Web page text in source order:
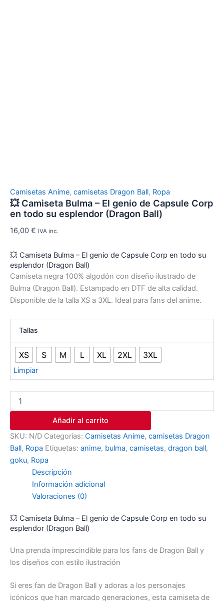
Camisetas Anime, camisetas Dragon Ball, Ropa
💥 Camiseta Bulma – El genio de Capsule Corp
en todo su esplendor (Dragon Ball)
16,00 € IVA inc.
💥 Camiseta Bulma – El genio de Capsule Corp en todo su
esplendor (Dragon Ball)
Camiseta negra 100% algodón con diseño ilustrado de
Bulma (Dragon Ball). Estampado en DTF de alta calidad.
Disponible de la talla XS a 3XL. Ideal para fans del anime.
Tallas
XS S M L XL 2XL 3XL
Limpiar
Añadir al carrito
SKU: N/D Categorías: Camisetas Anime, camisetas Dragon
Ball, Ropa Etiquetas: anime, bulma, camisetas, dragon ball,
goku, Ropa
Descripción
Información adicional
Valoraciones (0)
💥 Camiseta Bulma – El genio de Capsule Corp en todo su
esplendor (Dragon Ball)
Una prenda imprescindible para los fans de Dragon Ball y
los diseños con estilo ilustración
Si eres fan de Dragon Ball y adoras a los personajes
icónicos que han marcado generaciones, esta camiseta de